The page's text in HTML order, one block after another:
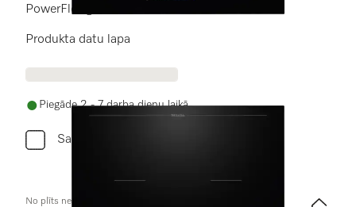
PowerFlex gatavošanas zona
Produkta datu lapa
Piegāde 2 - 7 darba dienu laikā
Salīdzini
No plīts neatk. indukcijas plīts virsma